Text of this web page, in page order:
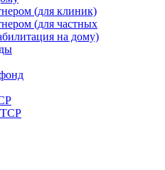
(для клиник)
(для частных
на дому)
ТСР